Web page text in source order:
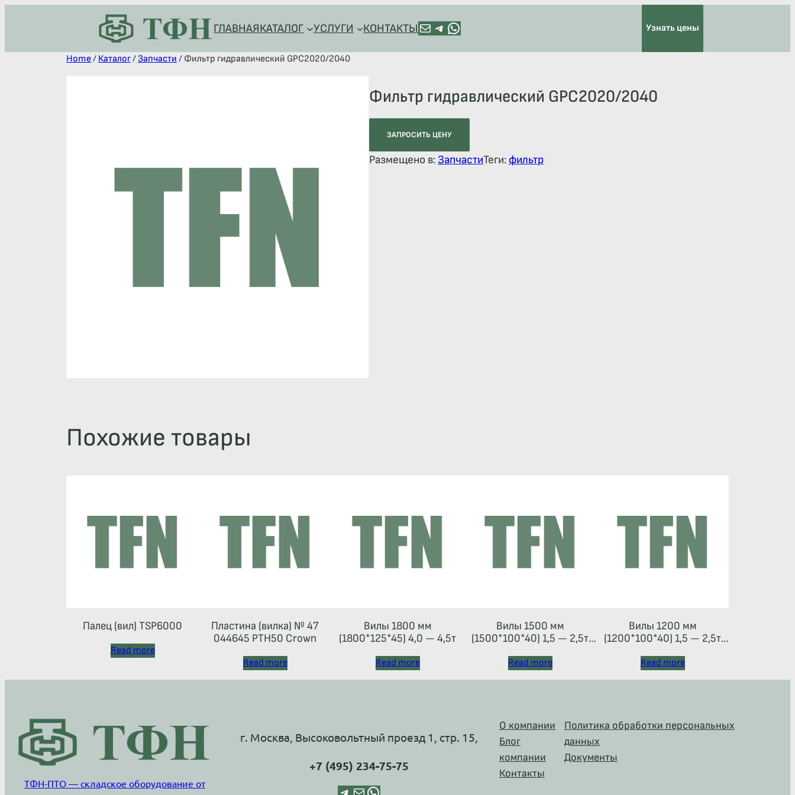
ГЛАВНАЯКАТАЛОГ УСЛУГИ КОНТАКТЫПОЧТА TELEGRAM HTTPS://WA.ME/+79128918544 Узнать цены
Home/ Каталог/ Запчасти / Фильтр гидравлический GPC2020/2040
Фильтр гидравлический GPC2020/2040
ЗАПРОСИТЬ ЦЕНУ
Размещено в: ЗапчастиТеги: фильтр
Похожие товары
Палец (вил) TSP6000
Read more
Пластина (вилка) № 47
044645 РТН50 Crown
Read more
Вилы 1800 мм
(1800*125*45) 4,0 — 4,5т
Read more
Вилы 1500 мм
(1500*100*40) 1,5 — 2,5т
Read more
Вилы 1200 мм
(1200*100*40) 1,5 — 2,5т
Read more
ТФН-ПТО — складское оборудование от
г. Москва, Высоковольтный проезд 1, стр. 15,
+7 (495) 234-75-75
О компании
Блог
компании
Контакты
Политика обработки персональных
данных
Документы